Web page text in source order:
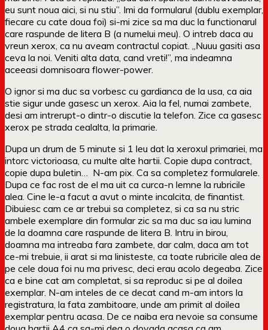
eu sunt noua aici, si nu stiu”. Imi da formularul (dublu exemplar,
fiecare cu cate doua foi) si-mi zice sa ma duc la functionarul
care raspunde de litera B (a numelui meu). O intreb daca au
vreun xerox, ca nu aveam contractul copiat. „Nuuu gasiti asa
ceva la noi. Veniti alta data, cand vreti!”, ma indeamna
aceeasi domnisoara flower-power.
O ignor si ma duc sa vorbesc cu gardianca de la usa, ca aia
stie sigur unde gasesc un xerox. Aia la fel, numai zambete,
desi am intrerupt-o dintr-o discutie la telefon. Zice ca gasesc
xerox pe strada cealalta, la primarie.
Dupa un drum de 5 minute si 1 leu dat la xeroxul primariei, ma
intorc victorioasa, cu multe alte hartii. Copie dupa contract,
copie dupa buletin… N-am pix. Ca sa completez formularele.
Dupa ce fac rost de el ma uit ca curca-n lemne la rubricile
alea. Cine le-a facut a avut o minte incalcita, de finantist.
Dibuiesc cam ce ar trebui sa completez, si ca sa nu stric
ambele exemplare din formular zic sa ma duc sa iau lumina
de la doamna care raspunde de litera B. Intru in birou,
doamna ma intreaba fara zambete, dar calm, daca am tot
ce-mi trebuie, ii arat si ma linisteste, ca toate rubricile alea de
pe cele doua foi nu ma privesc, deci erau acolo degeaba. Zice
ca e bine cat am completat, si sa reproduc si pe al doilea
exemplar. N-am inteles de ce decat cand m-am intors la
registratura, la fata zambitoare, unde am primit al doilea
exemplar pentru acasa. De ce naiba era nevoie sa consume